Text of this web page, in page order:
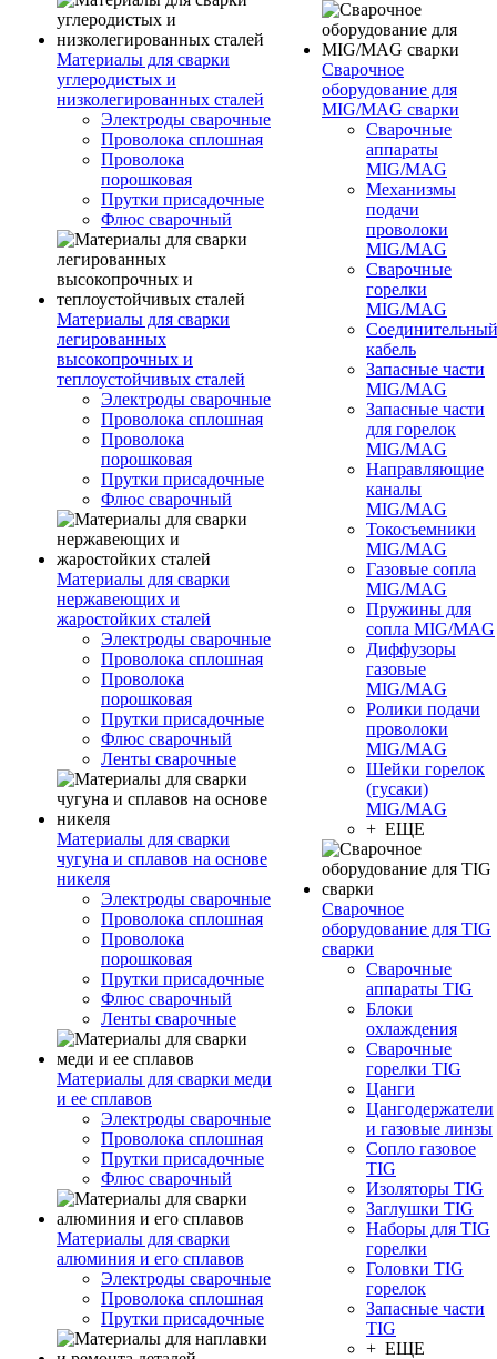
Материалы для сварки
углеродистых и
низколегированных сталей
Электроды сварочные
Проволока сплошная
Проволока
порошковая
Прутки присадочные
Флюс сварочный
Материалы для сварки
легированных
высокопрочных и
теплоустойчивых сталей
Электроды сварочные
Проволока сплошная
Проволока
порошковая
Прутки присадочные
Флюс сварочный
Материалы для сварки
нержавеющих и
жаростойких сталей
Электроды сварочные
Проволока сплошная
Проволока
порошковая
Прутки присадочные
Флюс сварочный
Ленты сварочные
Материалы для сварки
чугуна и сплавов на основе
никеля
Электроды сварочные
Проволока сплошная
Проволока
порошковая
Прутки присадочные
Флюс сварочный
Ленты сварочные
Материалы для сварки меди
и ее сплавов
Электроды сварочные
Проволока сплошная
Прутки присадочные
Флюс сварочный
Материалы для сварки
алюминия и его сплавов
Электроды сварочные
Проволока сплошная
Прутки присадочные
Сварочное
оборудование для
MIG/MAG сварки
Сварочные
аппараты
MIG/MAG
Механизмы
подачи
проволоки
MIG/MAG
Сварочные
горелки
MIG/MAG
Соединительный
кабель
Запасные части
MIG/MAG
Запасные части
для горелок
MIG/MAG
Направляющие
каналы
MIG/MAG
Токосъемники
MIG/MAG
Газовые сопла
MIG/MAG
Пружины для
сопла MIG/MAG
Диффузоры
газовые
MIG/MAG
Ролики подачи
проволоки
MIG/MAG
Шейки горелок
(гусаки)
MIG/MAG
+ ЕЩЕ
Сварочное
оборудование для TIG
сварки
Сварочные
аппараты TIG
Блоки
охлаждения
Сварочные
горелки TIG
Цанги
Цангодержатели
и газовые линзы
Сопло газовое
TIG
Изоляторы TIG
Заглушки TIG
Наборы для TIG
горелки
Головки TIG
горелок
Запасные части
TIG
+ ЕЩЕ